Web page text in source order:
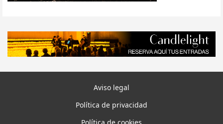
Aviso legal
Política de privacidad